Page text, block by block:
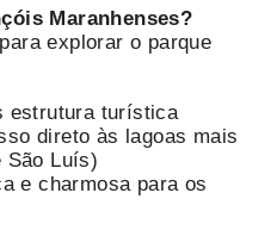
Maranhenses?
explorar o parque
estrutura turística
direto às lagoas mais
São Luís)
e charmosa para os